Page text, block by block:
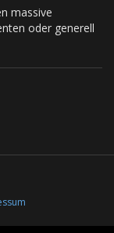
massive
oder generell